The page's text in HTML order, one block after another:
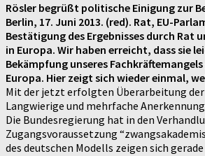
Rösler begrüßt politische Einigung zur
Berlin, 17. Juni 2013. (red). Rat, EU-
Bestätigung des Ergebnisses durch Rat
in Europa. Wir haben erreicht, dass sie
Bekämpfung unseres
Europa. Hier zeigt sich wieder einmal,
Mit der jetzt erfolgten Überarbeitung der
Langwierige und mehrfache
Die Bundesregierung hat in den
Zugangsvoraussetzung
des deutschen Modells zeigen sich